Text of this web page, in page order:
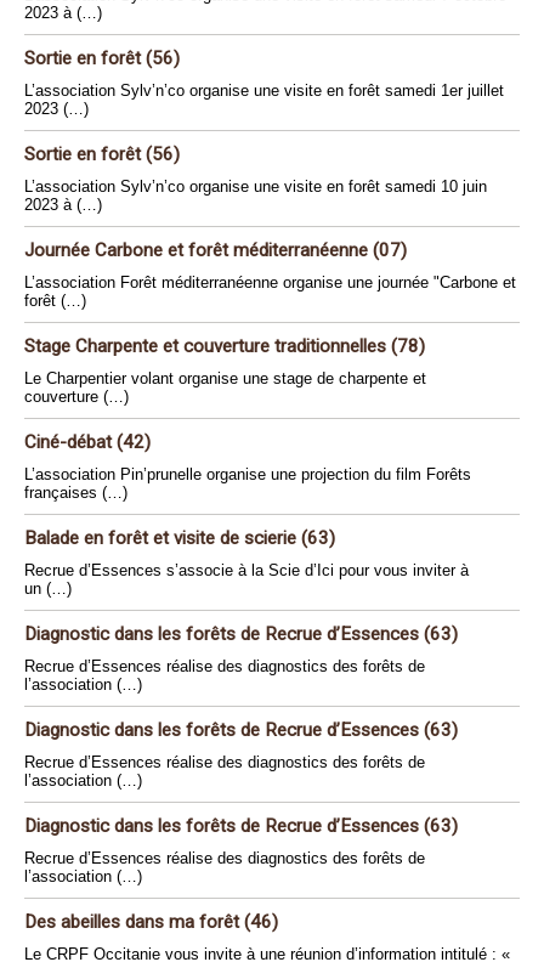
2023 à (…)
Sortie en forêt (56)
L’association Sylv’n’co organise une visite en forêt samedi 1er juillet
2023 (…)
Sortie en forêt (56)
L’association Sylv’n’co organise une visite en forêt samedi 10 juin
2023 à (…)
Journée Carbone et forêt méditerranéenne (07)
L’association Forêt méditerranéenne organise une journée "Carbone et
forêt (…)
Stage Charpente et couverture traditionnelles (78)
Le Charpentier volant organise une stage de charpente et
couverture (…)
Ciné-débat (42)
L’association Pin’prunelle organise une projection du film Forêts
françaises (…)
Balade en forêt et visite de scierie (63)
Recrue d’Essences s’associe à la Scie d’Ici pour vous inviter à
un (…)
Diagnostic dans les forêts de Recrue d’Essences (63)
Recrue d’Essences réalise des diagnostics des forêts de
l’association (…)
Diagnostic dans les forêts de Recrue d’Essences (63)
Recrue d’Essences réalise des diagnostics des forêts de
l’association (…)
Diagnostic dans les forêts de Recrue d’Essences (63)
Recrue d’Essences réalise des diagnostics des forêts de
l’association (…)
Des abeilles dans ma forêt (46)
Le CRPF Occitanie vous invite à une réunion d’information intitulé : «